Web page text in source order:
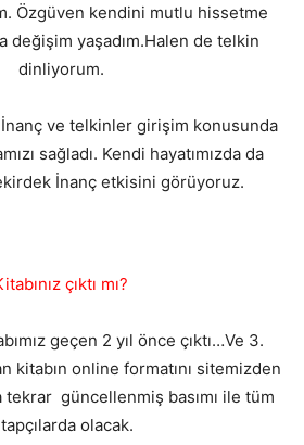
Özgüven kendini mutlu hissetme
değişim yaşadım.Halen de telkin
dinliyorum.
İnanç ve telkinler girişim konusunda
sağladı. Kendi hayatımızda da
İnanç etkisini görüyoruz.
çıktı mı?
geçen 2 yıl önce çıktı…Ve 3.
kitabın online formatını sitemizden
tekrar güncellenmiş basımı ile tüm
olacak.